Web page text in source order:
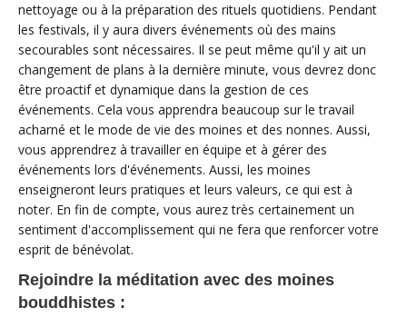
nettoyage ou à la préparation des rituels quotidiens. Pendant
les festivals, il y aura divers événements où des mains
secourables sont nécessaires. Il se peut même qu'il y ait un
changement de plans à la dernière minute, vous devrez donc
être proactif et dynamique dans la gestion de ces
événements. Cela vous apprendra beaucoup sur le travail
acharné et le mode de vie des moines et des nonnes. Aussi,
vous apprendrez à travailler en équipe et à gérer des
événements lors d'événements. Aussi, les moines
enseigneront leurs pratiques et leurs valeurs, ce qui est à
noter. En fin de compte, vous aurez très certainement un
sentiment d'accomplissement qui ne fera que renforcer votre
esprit de bénévolat.
Rejoindre la méditation avec des moines
bouddhistes :